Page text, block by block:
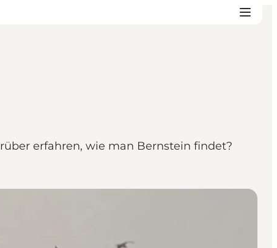
erfahren, wie man Bernstein findet?